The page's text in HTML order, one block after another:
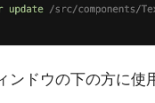
ンドウの下の方に使